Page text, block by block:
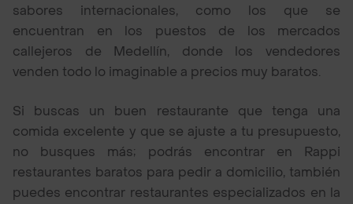
sabores internacionales, como los que se
encuentran en los puestos de los mercados
callejeros de Medellín, donde los vendedores
venden todo lo imaginable a precios muy baratos.
Si buscas un buen restaurante que tenga una
comida excelente y que se ajuste a tu presupuesto,
no busques más; podrás encontrar en Rappi
restaurantes baratos para pedir a domicilio, también
puedes encontrar restaurantes especializados en la